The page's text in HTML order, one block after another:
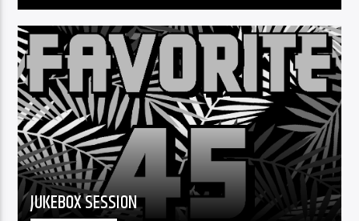
JUKEBOX SESSION